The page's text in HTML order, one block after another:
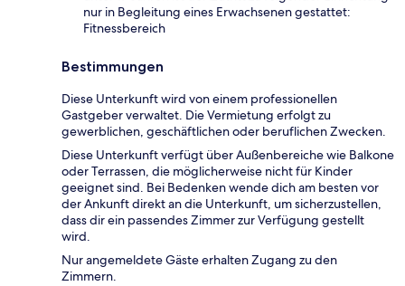
nur in Begleitung eines Erwachsenen gestattet:
Fitnessbereich
Bestimmungen
Diese Unterkunft wird von einem professionellen
Gastgeber verwaltet. Die Vermietung erfolgt zu
gewerblichen, geschäftlichen oder beruflichen Zwecken.
Diese Unterkunft verfügt über Außenbereiche wie Balkone
oder Terrassen, die möglicherweise nicht für Kinder
geeignet sind. Bei Bedenken wende dich am besten vor
der Ankunft direkt an die Unterkunft, um sicherzustellen,
dass dir ein passendes Zimmer zur Verfügung gestellt
wird.
Nur angemeldete Gäste erhalten Zugang zu den
Zimmern.